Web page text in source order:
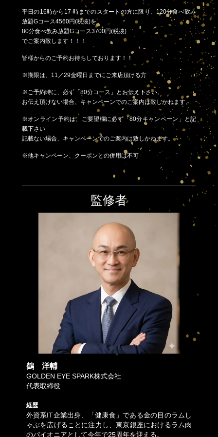
平日の16時から17 時までのスタートの方に限り、120分食べ飲み
放題Gコース4560円(税抜)を
80分食べ飲み放題Gコース3700円(税抜)
でご案内致します！！！
皆様からのご予約お待ちしております！！
※期限は、11／29金曜日までにご来店頂ける方
※ご予約時に、必ず「80分コース」とお伝え下さい。
お伝え頂けない場合、キャンペーンでのご案内は致しかねます。
※オンライン予約は、ご要望欄に必ず「80分キャンペーン」と記
載下さい
記載ない場合、キャンペーンでのご案内は致しかねます。
※他キャンペーン、クーポンとの併用は不可
監修者
鶴 洋輔
GOLDEN EYE SPARK株式会社
代表取締役
経歴
外資系IT企業出身、「健康食」である金の目のラムし
ゃぶを広げることに注力し、東京銀座におけるラム肉
のパイオニアとして今年で25周年を迎える。